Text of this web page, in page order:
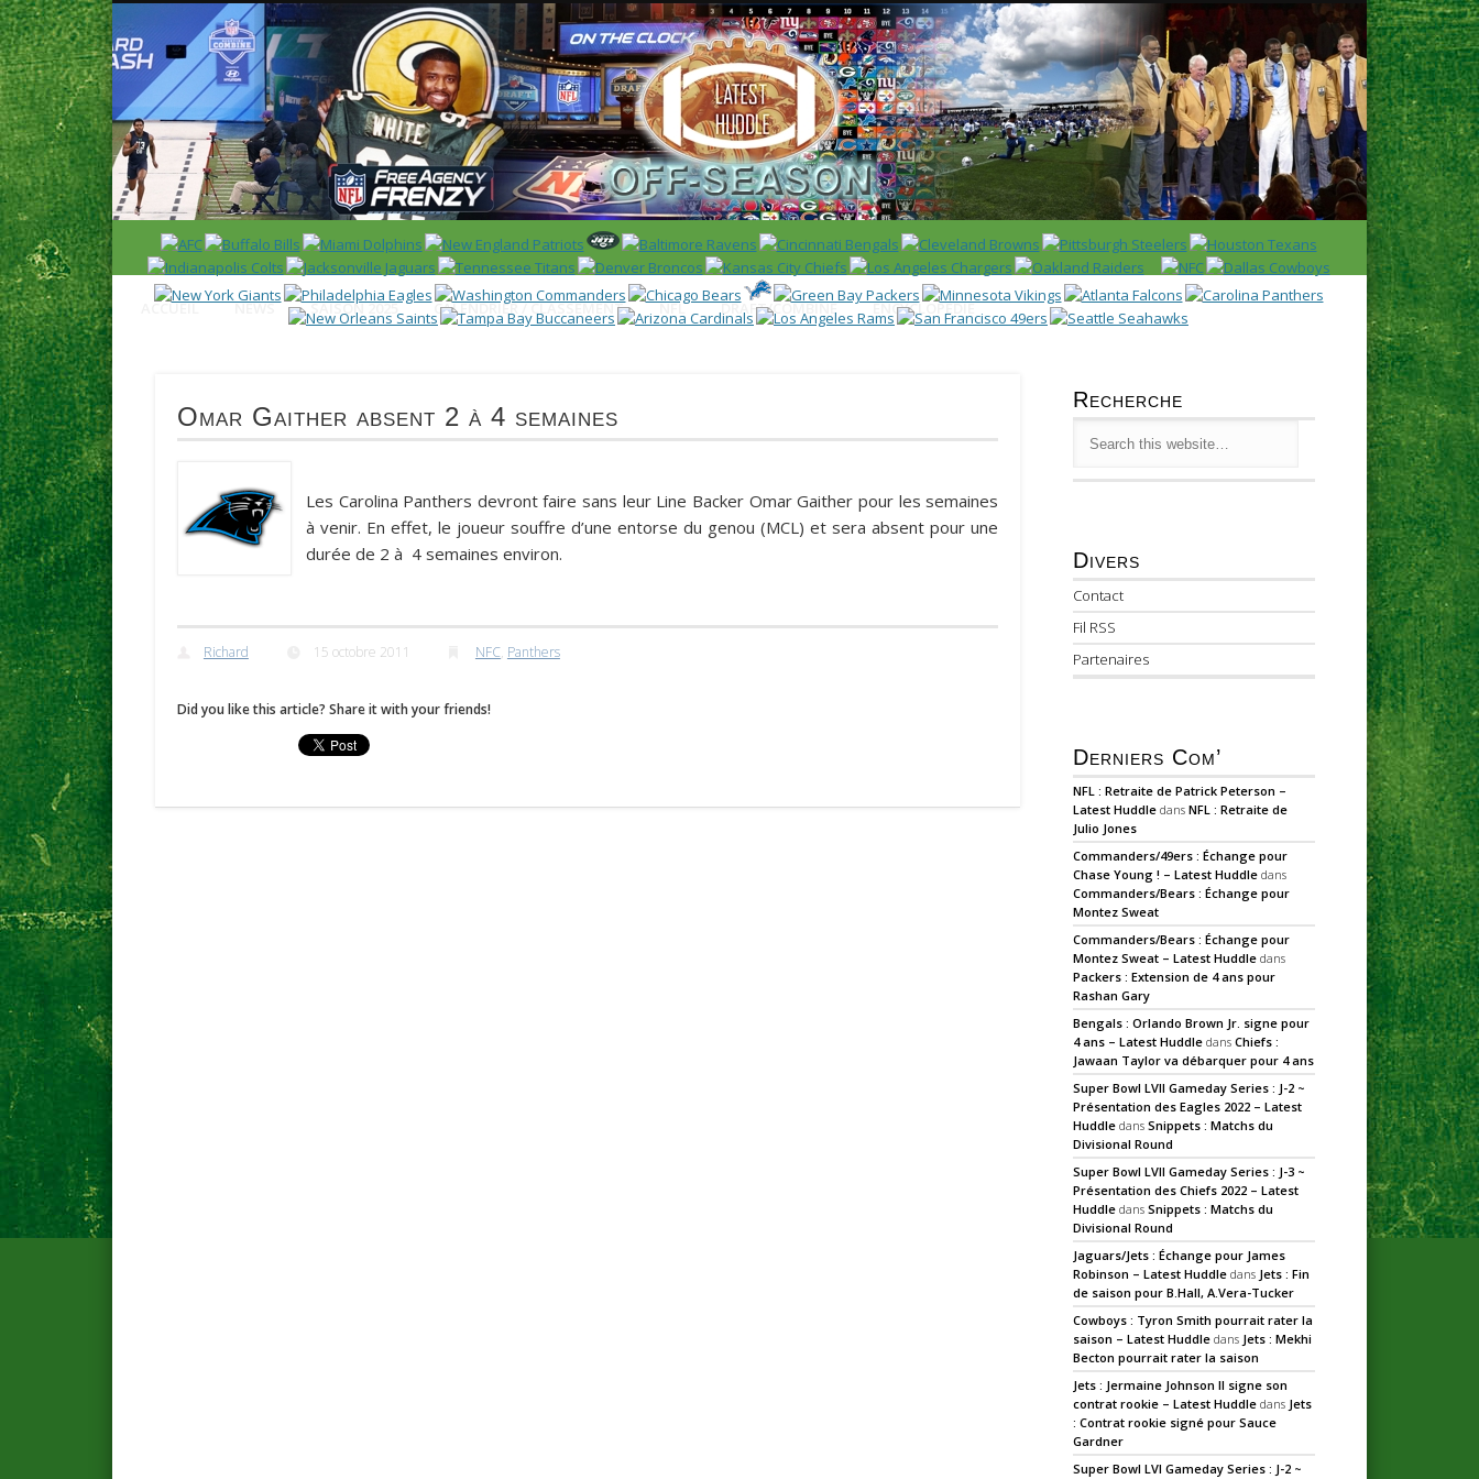
Latest
News en français sur la NFL et le Football Américain (Foot US)
ACCUEIL NEWS SAISON 2025 CALENDRIER / CLASSEMENT NFL DRAFT/COMBINE ENCYCLOPÉDIE
Omar Gaither absent 2 à 4 semaines
Les Carolina Panthers devront faire sans leur Line Backer Omar Gaither pour les semaines
à venir. En effet, le joueur souffre d’une entorse du genou (MCL) et sera absent pour une
durée de 2 à 4 semaines environ.
Richard 15 octobre 2011 NFC, Panthers
Did you like this article? Share it with your friends!
Recherche
Divers
Contact
Fil RSS
Partenaires
Derniers Com’
NFL : Retraite de Patrick Peterson –
Latest Huddle dansNFL : Retraite de
Julio Jones
Commanders/49ers : Échange pour
Chase Young ! – Latest Huddle dans
Commanders/Bears : Échange pour
Montez Sweat
Commanders/Bears : Échange pour
Montez Sweat – Latest Huddle dans
Packers : Extension de 4 ans pour
Rashan Gary
Bengals : Orlando Brown Jr. signe pour
4 ans – Latest Huddle dansChiefs :
Jawaan Taylor va débarquer pour 4 ans
Super Bowl LVII Gameday Series : J-2 ~
Présentation des Eagles 2022 – Latest
Huddle dansSnippets : Matchs du
Divisional Round
Super Bowl LVII Gameday Series : J-3 ~
Présentation des Chiefs 2022 – Latest
Huddle dansSnippets : Matchs du
Divisional Round
Jaguars/Jets : Échange pour James
Robinson – Latest Huddle dans Jets : Fin
de saison pour B.Hall, A.Vera-Tucker
Cowboys : Tyron Smith pourrait rater la
saison – Latest Huddle dans Jets : Mekhi
Becton pourrait rater la saison
Jets : Jermaine Johnson II signe son
contrat rookie – Latest Huddle dans Jets
: Contrat rookie signé pour Sauce
Gardner
Super Bowl LVI Gameday Series : J-2 ~